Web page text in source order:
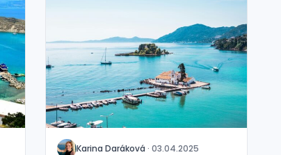
J Karina Daráková · 03.04.2025